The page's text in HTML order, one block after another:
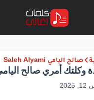
صالح اليامي Saleh Alyami
وكلتك أمري صالح